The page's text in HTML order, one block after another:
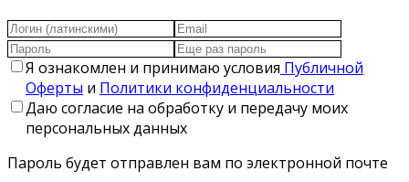
Я ознакомлен и принимаю условия Публичной
Оферты и Политики конфиденциальности
Даю согласие на обработку и передачу моих
персональных данных
Пароль будет отправлен вам по электронной почте